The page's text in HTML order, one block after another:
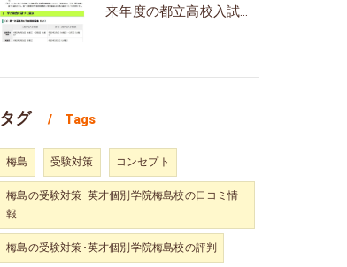
来年度の都立高校入試、日程は例年通り
タグ Tags
梅島 受験対策 コンセプト
梅島の受験対策･英才個別学院梅島校の口コミ情
報
梅島の受験対策･英才個別学院梅島校の評判